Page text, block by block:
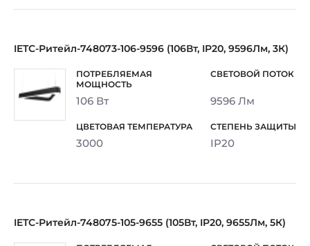
IETC-Ритейл-748073-106-9596 (106Вт, IP20, 9596Лм, 3К)
106 Вт 9596 Лм
3000 IP20
IETC-Ритейл-748075-105-9655 (105Вт, IP20, 9655Лм, 5К)